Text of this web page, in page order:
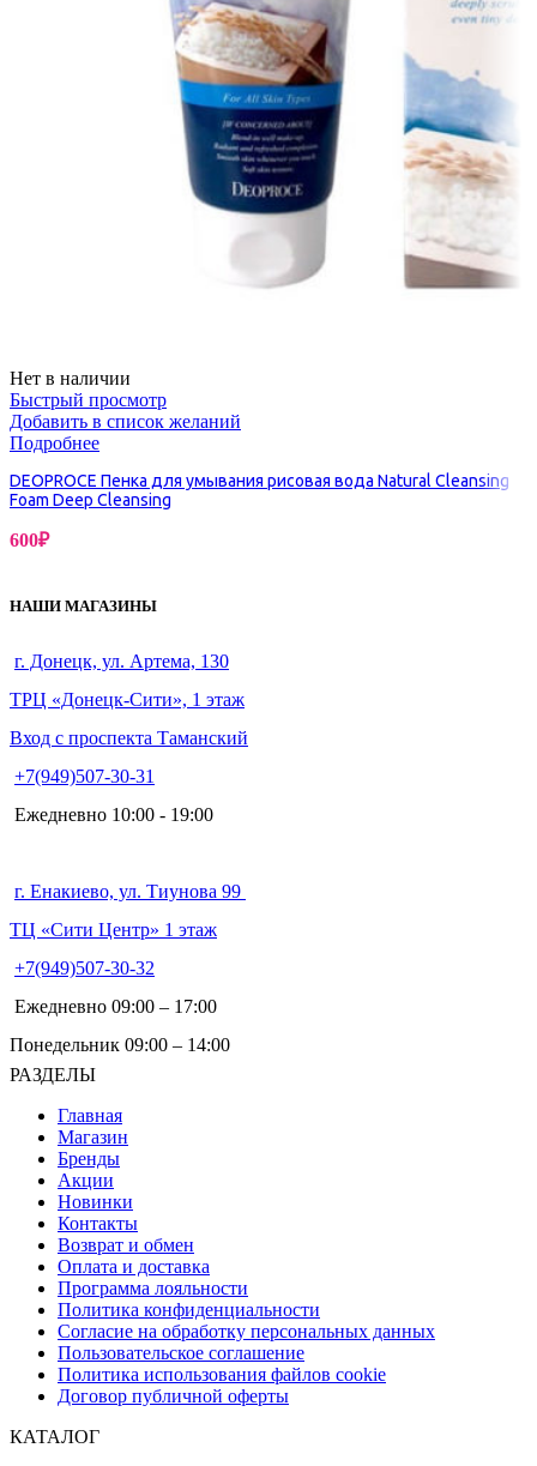
Нет в наличии
Быстрый просмотр
Добавить в список желаний
Подробнее
DEOPROCE Пенка для умывания рисовая вода Natural Cleansing
Foam Deep Cleansing
600₽
НАШИ МАГАЗИНЫ
г. Донецк, ул. Артема, 130
ТРЦ «Донецк-Сити», 1 этаж
Вход с проспекта Таманский
+7(949)507-30-31
Ежедневно 10:00 - 19:00
г. Енакиево, ул. Тиунова 99
ТЦ «Сити Центр» 1 этаж
+7(949)507-30-32
Ежедневно 09:00 – 17:00
Понедельник 09:00 – 14:00
РАЗДЕЛЫ
Главная
Магазин
Бренды
Акции
Новинки
Контакты
Возврат и обмен
Оплата и доставка
Программа лояльности
Политика конфиденциальности
Согласие на обработку персональных данных
Пользовательское соглашение
Политика использования файлов cookie
Договор публичной оферты
КАТАЛОГ